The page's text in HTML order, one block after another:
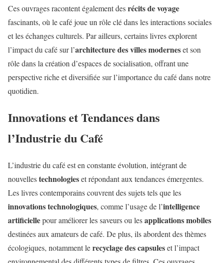
Ces ouvrages racontent également desrécits de voyage
fascinants, où le café joue un rôle clé dans les interactions sociales
et les échanges culturels. Par ailleurs, certains livres explorent
l’impact du café sur l’architecture des villes moderneset son
rôle dans la création d’espaces de socialisation, offrant une
perspective riche et diversifiée sur l’importance du café dans notre
quotidien.
Innovations et Tendances dans
l’Industrie du Café
L’industrie du café est en constante évolution, intégrant de
nouvellestechnologieset répondant aux tendances émergentes.
Les livres contemporains couvrent des sujets tels que les
innovations technologiques, comme l’usage de l’intelligence
artificiellepour améliorer les saveurs ou lesapplications mobiles
destinées aux amateurs de café. De plus, ils abordent des thèmes
écologiques, notamment lerecyclage des capsuleset l’impact